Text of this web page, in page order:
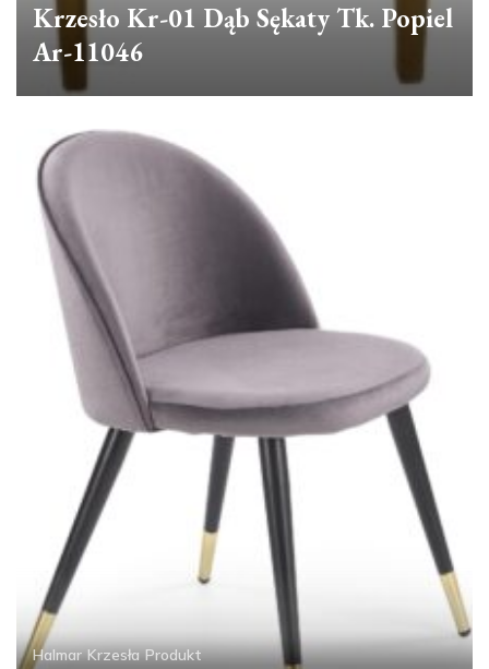
Krzesło Kr-01 Dąb Sękaty Tk. Popiel
Ar-11046
Halmar Krzesła Produkt